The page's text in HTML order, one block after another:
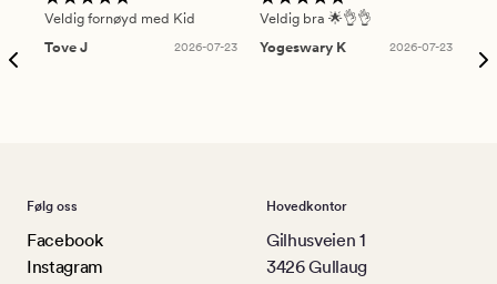
Veldig fornøyd med Kid
Tove J
2026-07-23
Veldig bra 🌟👌👌
Yogeswary K
2026-07-23
Følg oss
Facebook
Instagram
Hovedkontor
Gilhusveien 1
3426 Gullaug